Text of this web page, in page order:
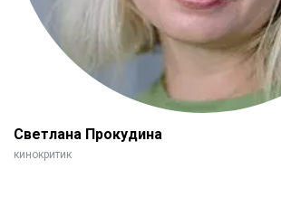
Светлана Прокудина
кинокритик